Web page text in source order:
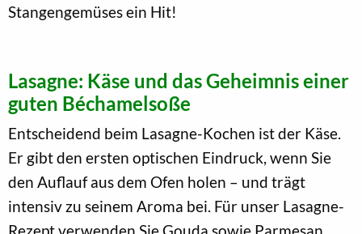
Stangengemüses ein Hit!
Lasagne: Käse und das Geheimnis einer
guten Béchamelsoße
Entscheidend beim Lasagne-Kochen ist der Käse.
Er gibt den ersten optischen Eindruck, wenn Sie
den Auflauf aus dem Ofen holen – und trägt
intensiv zu seinem Aroma bei. Für unser Lasagne-
Rezept verwenden Sie Gouda sowie Parmesan.